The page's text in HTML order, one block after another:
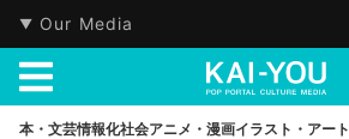
Our Media
本・文芸情報化社会アニメ・漫画イラスト・アート